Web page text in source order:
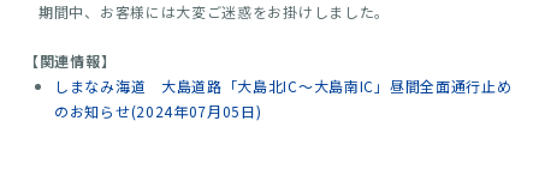
期間中、お客様には大変ご迷惑をお掛けしました。
【関連情報】
しまなみ海道 大島道路「大島北IC～大島南IC」昼間全面通行止め
のお知らせ(2024年07月05日)